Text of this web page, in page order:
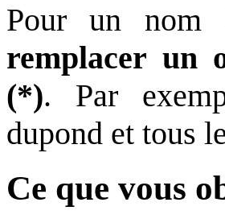
Pour un nom
remplacer un
(*). Par
dupond et tous
Ce que vous